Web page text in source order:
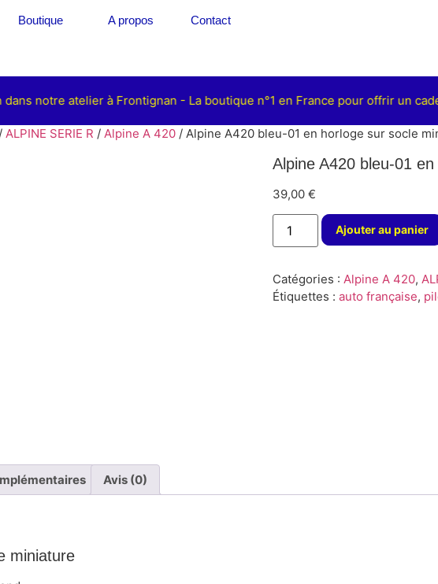
Boutique A propos Contact
notre atelier à Frontignan - La boutique n°1 en France pour offrir un
/ ALPINE SERIE R / Alpine A 420 / Alpine A420 bleu-01 en horloge sur socle
Alpine A420 bleu-01
39,00 €
Ajouter au panier
Catégories : Alpine A 420,
Étiquettes : auto française,
Avis (0)
miniature